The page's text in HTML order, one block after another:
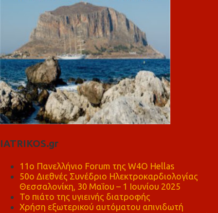
IATRIKOS.gr
11ο Πανελλήνιο Forum της W4O Hellas
50ο Διεθνές Συνέδριο Ηλεκτροκαρδιολογίας
Θεσσαλονίκη, 30 Μαΐου – 1 Ιουνίου 2025
Το πιάτο της υγιεινής διατροφής
Χρήση εξωτερικού αυτόματου απινιδωτή